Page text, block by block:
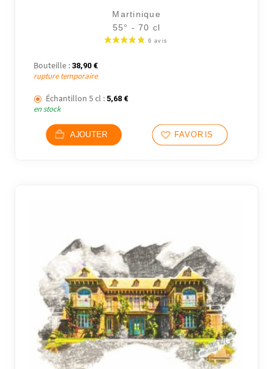
Martinique
55° - 70 cl
Bouteille : 38,90 €
rupture temporaire
Échantillon 5 cl : 5,68 €
en stock
AJOUTER FAVORIS